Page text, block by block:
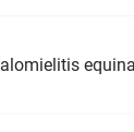
equina